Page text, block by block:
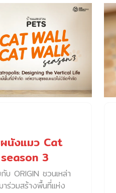
นังแมว Cat
3
บ ORIGIN ชวนเหล่า
าร่วมสร้างพื้นที่แห่ง